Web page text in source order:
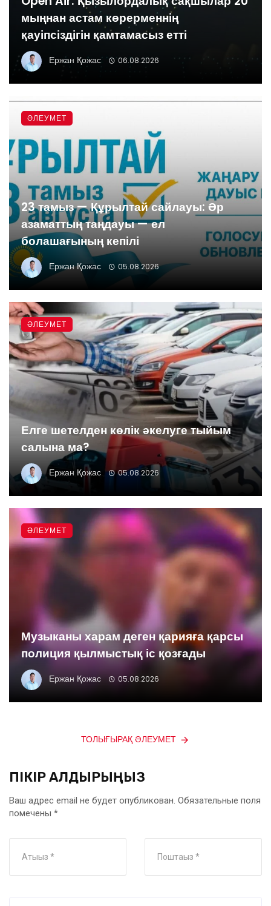
мыңнан астам көрерменнің
қауіпсіздігін қамтамасыз етті
Ержан Қожас 06.08.2026
23 тамыз — Құрылтай сайлауы: Әр
азаматтың таңдауы — ел
болашағының кепілі
Ержан Қожас 05.08.2026
ӘЛЕУМЕТ
Елге шетелден көлік әкелуге тыйым
салына ма?
Ержан Қожас 05.08.2026
ӘЛЕУМЕТ
Музыканы харам деген қарияға қарсы
полиция қылмыстық іс қозғады
Ержан Қожас 05.08.2026
ӘЛЕУМЕТ
ТОЛЫҒЫРАҚ ӘЛЕУМЕТ
ПІКІР ҚАЛДЫРЫҢЫЗ
Ваш адрес email не будет опубликован. Обязательные поля
помечены *